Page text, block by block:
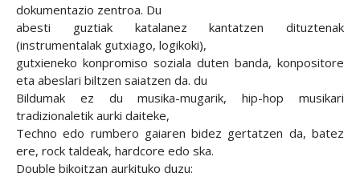
dokumentazio zentroa. Du
abesti guztiak katalanez kantatzen dituztenak
(instrumentalak gutxiago, logikoki),
gutxieneko konpromiso soziala duten banda, konpositore
eta abeslari biltzen saiatzen da. du
Bildumak ez du musika-mugarik, hip-hop musikari
tradizionaletik aurki daiteke,
Techno edo rumbero gaiaren bidez gertatzen da, batez
ere, rock taldeak, hardcore edo ska.
Double bikoitzan aurkituko duzu: